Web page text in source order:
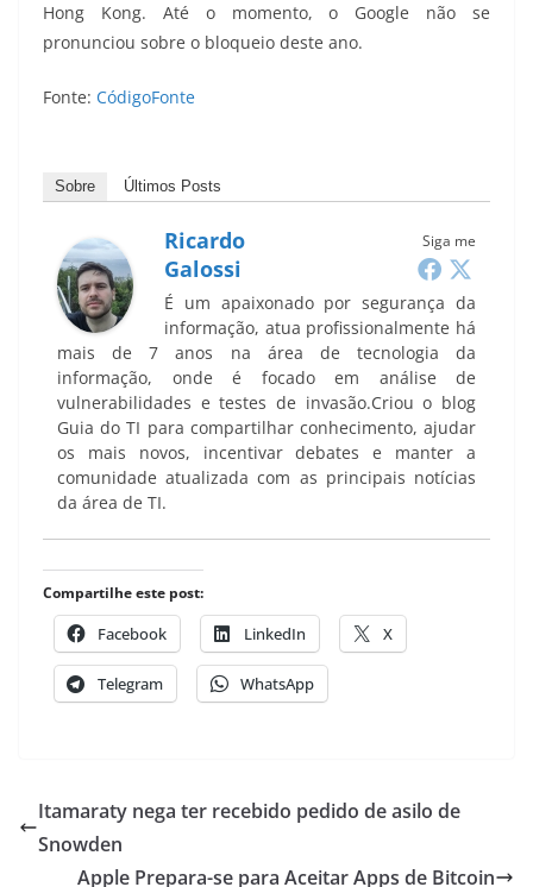
Hong Kong. Até o momento, o Google não se
pronunciou sobre o bloqueio deste ano.
Fonte: CódigoFonte
Sobre Últimos Posts
Siga me
Ricardo
Galossi
É um apaixonado por segurança da
informação, atua profissionalmente há
mais de 7 anos na área de tecnologia da
informação, onde é focado em análise de
vulnerabilidades e testes de invasão.Criou o blog
Guia do TI para compartilhar conhecimento, ajudar
os mais novos, incentivar debates e manter a
comunidade atualizada com as principais notícias
da área de TI.
Compartilhe este post:
Facebook LinkedIn X
Telegram WhatsApp
Itamaraty nega ter recebido pedido de asilo de
Snowden
Apple Prepara-se para Aceitar Apps de Bitcoin